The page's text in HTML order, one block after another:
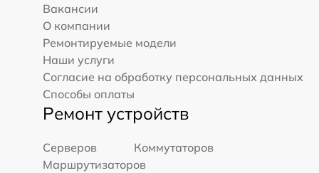
Вакансии
О компании
Ремонтируемые модели
Наши услуги
Согласие на обработку персональных данных
Способы оплаты
Ремонт устройств
Серверов
Коммутаторов
Маршрутизаторов